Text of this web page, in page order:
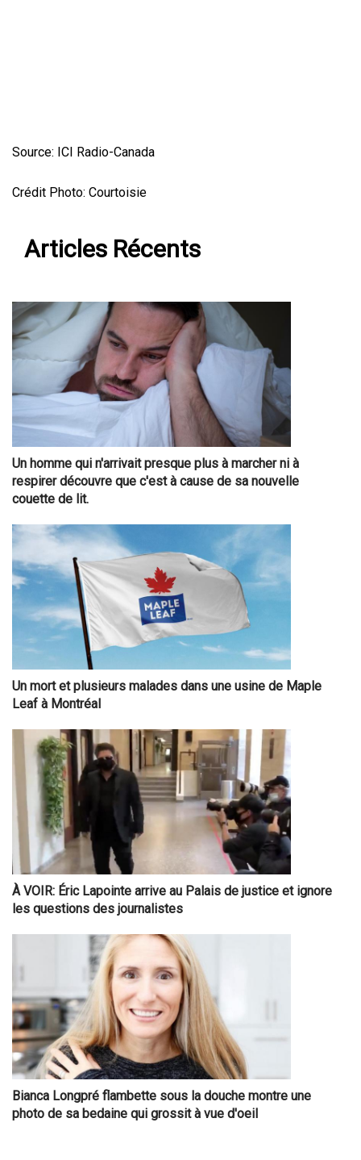
Source: ICI Radio-Canada
Crédit Photo: Courtoisie
Articles Récents
Un homme qui n'arrivait presque plus à marcher ni à
respirer découvre que c'est à cause de sa nouvelle
couette de lit.
Un mort et plusieurs malades dans une usine de Maple
Leaf à Montréal
À VOIR: Éric Lapointe arrive au Palais de justice et ignore
les questions des journalistes
Bianca Longpré flambette sous la douche montre une
photo de sa bedaine qui grossit à vue d'oeil